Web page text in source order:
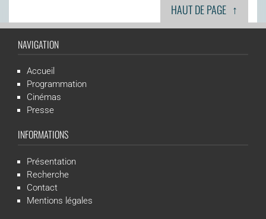
HAUT DE PAGE ↑
NAVIGATION
Accueil
Programmation
Cinémas
Presse
INFORMATIONS
Présentation
Recherche
Contact
Mentions légales